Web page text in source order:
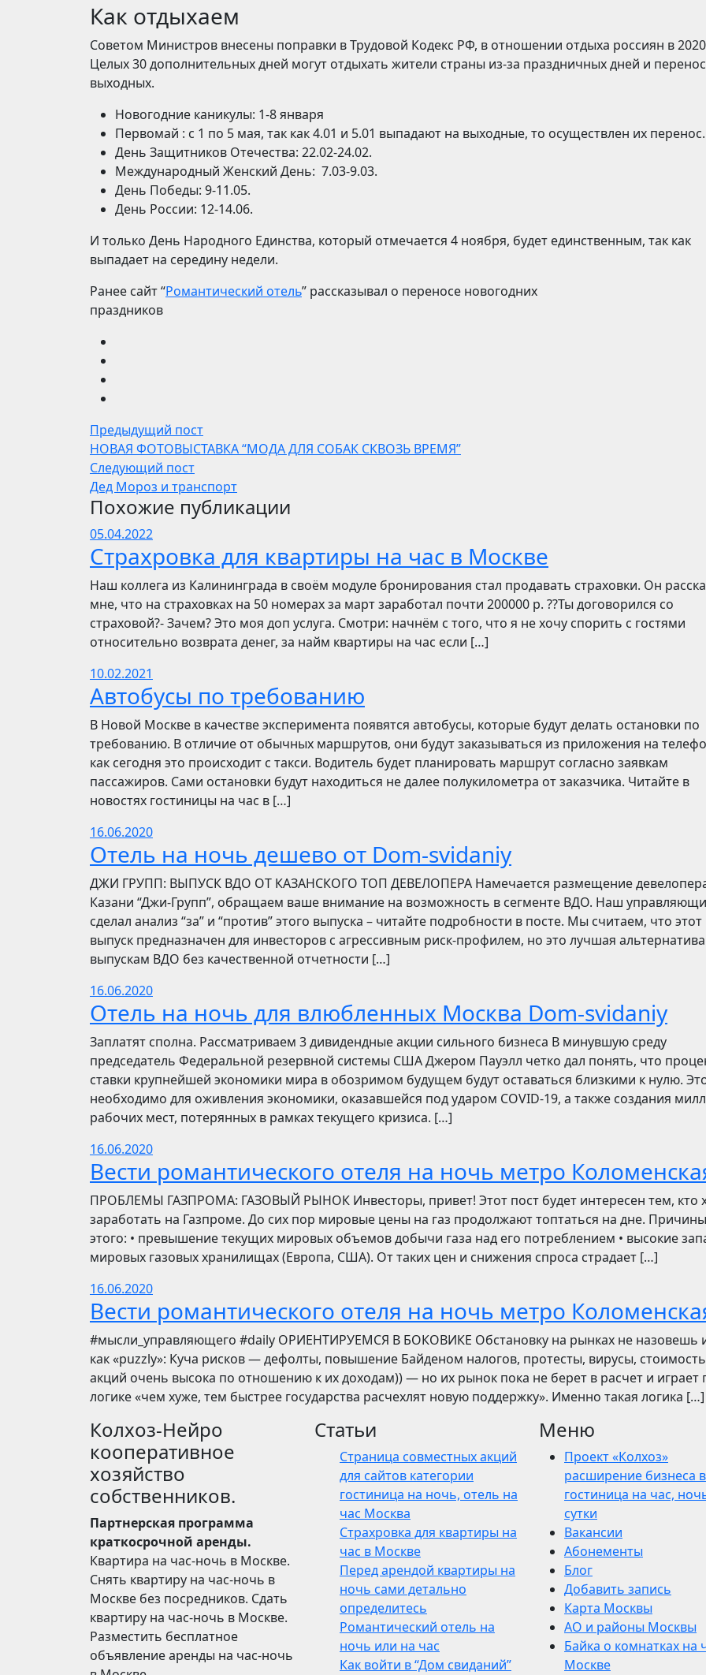
Как отдыхаем
Советом Министров внесены поправки в Трудовой Кодекс РФ, в отношении отдыха россиян в 2020
Целых 30 дополнительных дней могут отдыхать жители страны из-за праздничных дней и
выходных.
Новогодние каникулы: 1-8 января
Первомай : с 1 по 5 мая, так как 4.01 и 5.01 выпадают на выходные, то осуществлен их перенос.
День Защитников Отечества: 22.02-24.02.
Международный Женский День: 7.03-9.03.
День Победы: 9-11.05.
День России: 12-14.06.
И только День Народного Единства, который отмечается 4 ноября, будет единственным, так как
выпадает на середину недели.
Ранее сайт “Романтический отель” рассказывал о переносе новогодних
праздников
Предыдущий пост
НОВАЯ ФОТОВЫСТАВКА “МОДА ДЛЯ СОБАК СКВОЗЬ ВРЕМЯ”
Следующий пост
Дед Мороз и транспорт
Похожие публикации
05.04.2022
Страхровка для квартиры на час в Москве
Наш коллега из Калининграда в своём модуле бронирования стал продавать страховки. Он
мне, что на страховках на 50 номерах за март заработал почти 200000 р. ??Ты договорился со
страховой?- Зачем? Это моя доп услуга. Смотри: начнём с того, что я не хочу спорить с гостями
относительно возврата денег, за найм квартиры на час если […]
10.02.2021
Автобусы по требованию
В Новой Москве в качестве эксперимента появятся автобусы, которые будут делать остановки по
требованию. В отличие от обычных маршрутов, они будут заказываться из приложения на
как сегодня это происходит с такси. Водитель будет планировать маршрут согласно заявкам
пассажиров. Сами остановки будут находиться не далее полукилометра от заказчика. Читайте в
новостях гостиницы на час в […]
16.06.2020
Отель на ночь дешево от Dom-svidaniy
​​ДЖИ ГРУПП: ВЫПУСК ВДО ОТ КАЗАНСКОГО ТОП ДЕВЕЛОПЕРА Намечается размещение
Казани “Джи-Групп”, обращаем ваше внимание на возможность в сегменте ВДО. Наш
сделал анализ “за” и “против” этого выпуска – читайте подробности в посте. Мы считаем, что этот
выпуск предназначен для инвесторов с агрессивным риск-профилем, но это лучшая альтернатива
выпускам ВДО без качественной отчетности […]
16.06.2020
Отель на ночь для влюбленных Москва Dom-svidaniy
Заплатят сполна. Рассматриваем 3 дивидендные акции сильного бизнеса В минувшую среду
председатель Федеральной резервной системы США Джером Пауэлл четко дал понять, что
ставки крупнейшей экономики мира в обозримом будущем будут оставаться близкими к нулю.
необходимо для оживления экономики, оказавшейся под ударом COVID-19, а также создания
рабочих мест, потерянных в рамках текущего кризиса. […]
16.06.2020
Вести романтического отеля на ночь метро
ПРОБЛЕМЫ ГАЗПРОМА: ГАЗОВЫЙ РЫНОК Инвесторы, привет! Этот пост будет интересен тем, кто
заработать на Газпроме. До сих пор мировые цены на газ продолжают топтаться на дне. Причины
этого: • превышение текущих мировых объемов добычи газа над его потреблением • высокие
мировых газовых хранилищах (Европа, США). От таких цен и снижения спроса страдает […]
16.06.2020
Вести романтического отеля на ночь метро
​​#мысли_управляющего #daily ОРИЕНТИРУЕМСЯ В БОКОВИКЕ Обстановку на рынках не назовешь
как «puzzly»: Куча рисков — дефолты, повышение Байденом налогов, протесты, вирусы, стоимость
акций очень высока по отношению к их доходам)) — но их рынок пока не берет в расчет и играет
логике «чем хуже, тем быстрее государства расчехлят новую поддержку». Именно такая логика […]
Колхоз-Нейро
кооперативное
хозяйство
собственников.
Партнерская программа
краткосрочной аренды.
Квартира на час-ночь в Москве.
Снять квартиру на час-ночь в
Москве без посредников. Сдать
квартиру на час-ночь в Москве.
Разместить бесплатное
объявление аренды на час-ночь
Статьи
Страница совместных акций
для сайтов категории
гостиница на ночь, отель на
час Москва
Страхровка для квартиры на
час в Москве
Перед арендой квартиры на
ночь сами детально
определитесь
Романтический отель на
ночь или на час
Как войти в “Дом свиданий”
Меню
Проект «Колхоз»
расширение бизнеса
гостиница на час,
сутки
Вакансии
Абонементы
Блог
Добавить запись
Карта Москвы
АО и районы Москвы
Байка о комнатках на
Москве